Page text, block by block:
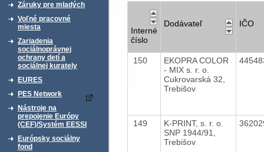
Záruky pre mladých
Voľné pracovné
miesta
Zariadenia
sociálnoprávnej
ochrany detí a
sociálnej kurately
EURES
PES Network
Nástroje na
prepojenie Európy
(CEF)/Systém EESSI
Európsky sociálny
fond
Interné
číslo
Dodávateľ IČO
150
EKOPRA COLOR
- MIX s. r. o.
Cukrovarská 32,
Trebišov
149
K-PRINT, s. r. o.
SNP 1944/91,
Trebišov